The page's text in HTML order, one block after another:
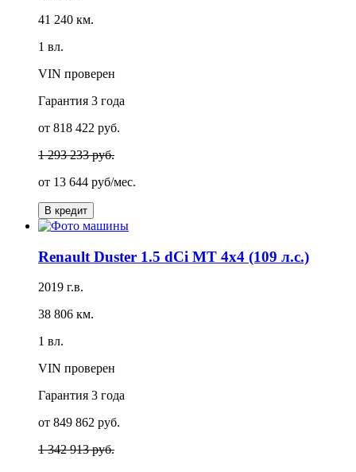
41 240 км.
1 вл.
VIN проверен
Гарантия 3 года
от 818 422 руб.
1 293 233 руб.
от 13 644 руб/мес.
В кредит
Renault Duster 1.5 dCi MT 4x4 (109 л.с.)
2019 г.в.
38 806 км.
1 вл.
VIN проверен
Гарантия 3 года
от 849 862 руб.
1 342 913 руб.